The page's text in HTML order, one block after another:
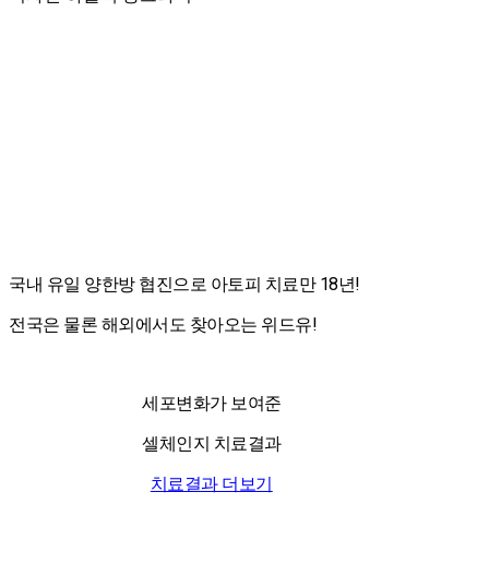
국내 유일 양한방 협진으로 아토피 치료만 18년!
전국은 물론 해외에서도 찾아오는 위드유!
세포변화가 보여준
셀체인지 치료결과
치료결과 더보기